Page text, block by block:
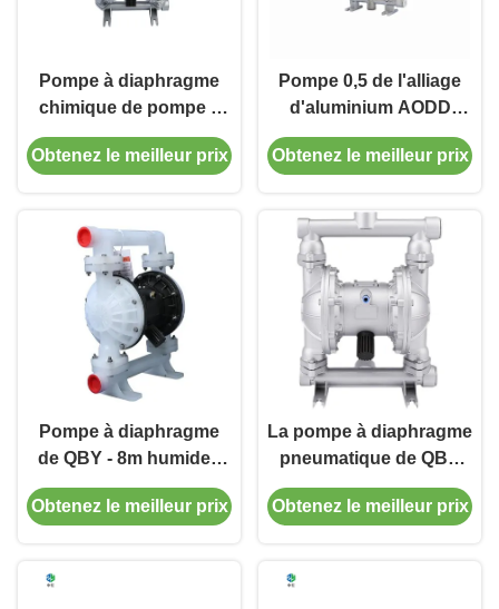
Pompe à diaphragme
chimique de pompe à
diaphragme de solides
solubles 304 pour le
Obtenez le meilleur prix
Pompe 0,5 de l'alliage
d'aluminium AODD
dedans à la pompe de
membrane
pouces
Obtenez le meilleur prix
Pompe à diaphragme
de QBY - 8m humides
auto-amorçants,
Santoprene/téflon/matériel
Obtenez le meilleur prix
La pompe à diaphragme
pneumatique de QBY
SS304, médias par le
genre est bonne, la tête
Obtenez le meilleur prix